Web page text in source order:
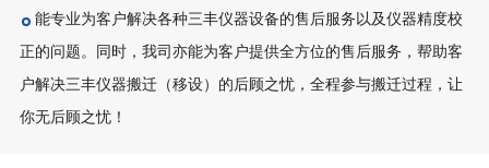
能专业为客户解决各种三丰仪器设备的售后服务以及仪器精度校
正的问题。同时，我司亦能为客户提供全方位的售后服务，帮助客
户解决三丰仪器搬迁（移设）的后顾之忧，全程参与搬迁过程，让
你无后顾之忧！